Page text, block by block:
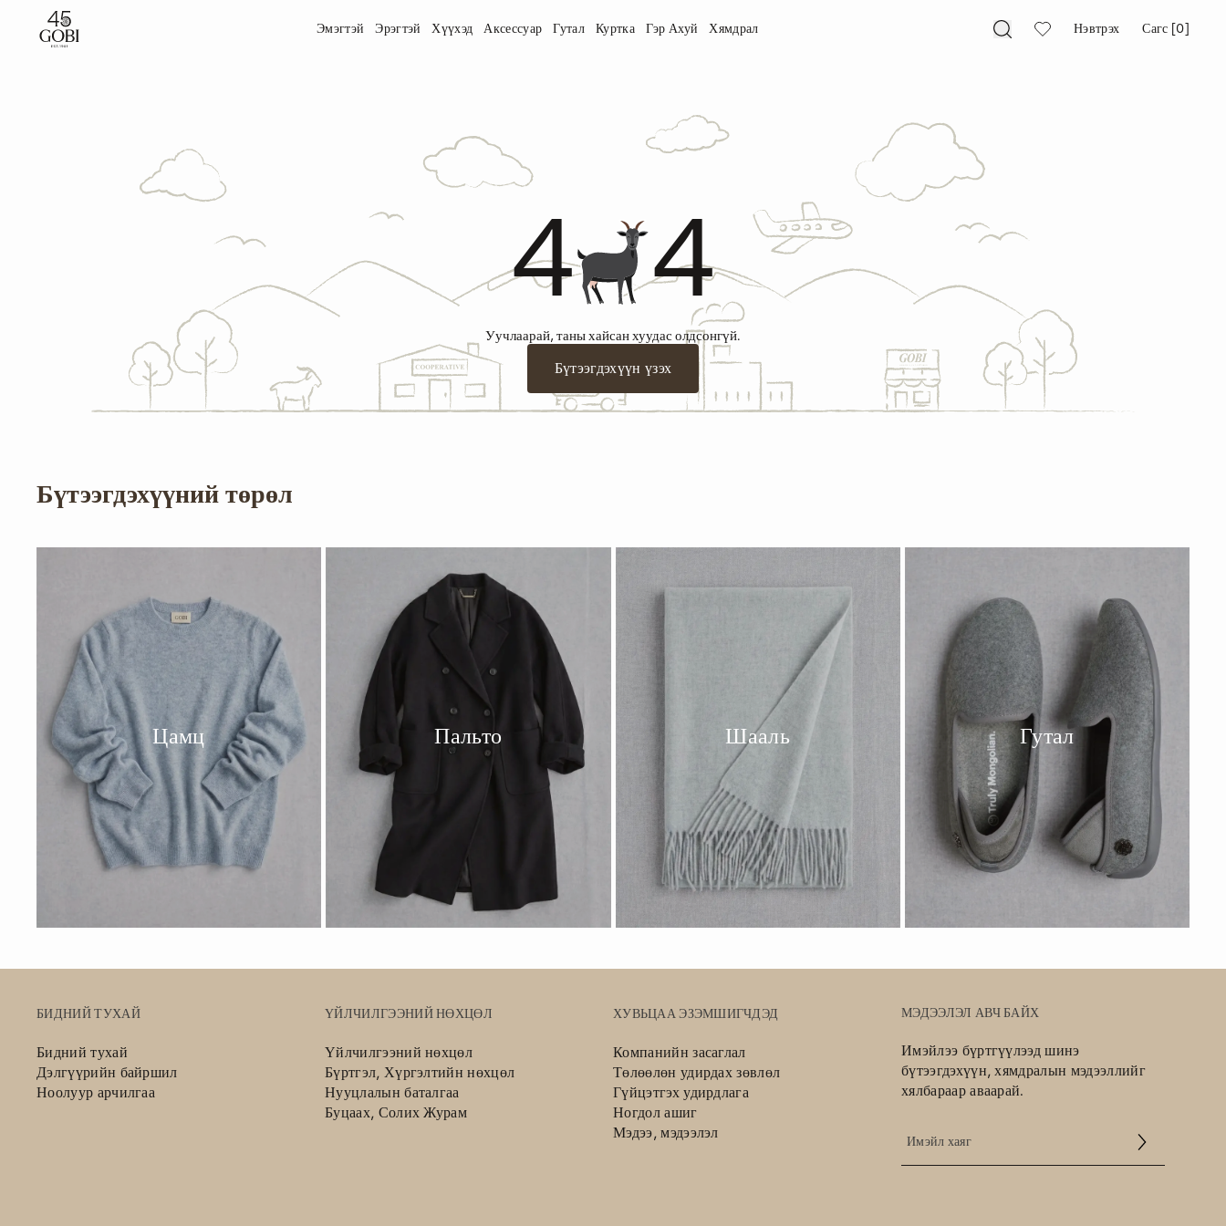
Эмэгтэй Эрэгтэй Хүүхэд Аксессуар Гутал Куртка Гэр Ахуй Хямдрал Нэвтрэх Сагс [0]
4 4
Уучлаарай, таны хайсан хуудас олдсонгүй.
Бүтээгдэхүүн үзэх
Бүтээгдэхүүний төрөл
Цамц Пальто Шааль Гутал
БИДНИЙ ТУХАЙ
Бидний тухай
Дэлгүүрийн байршил
Ноолуур арчилгаа
ҮЙЛЧИЛГЭЭНИЙ НӨХЦӨЛ
Үйлчилгээний нөхцөл
Бүртгэл, Хүргэлтийн нөхцөл
Нууцлалын баталгаа
Буцаах, Солих Журам
ХУВЬЦАА ЭЗЭМШИГЧДЭД
Компанийн засаглал
Төлөөлөн удирдах зөвлөл
Гүйцэтгэх удирдлага
Ногдол ашиг
Мэдээ, мэдээлэл
МЭДЭЭЛЭЛ АВЧ БАЙХ
Имэйлээ бүртгүүлээд шинэ
бүтээгдэхүүн, хямдралын мэдээллийг
хялбараар аваарай.